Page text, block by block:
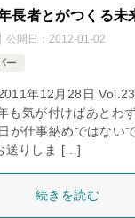
長者とがつくる未
公開日： 2012-01-02
ー
年12月28日
気が付けばあとわず
が仕事納めではない
送りしま […]
続きを読む